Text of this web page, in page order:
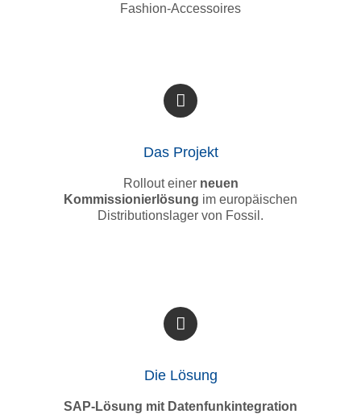
Fashion-Accessoires
Das Projekt
Rollout einer neuen
Kommissionierlösung im europäischen
Distributionslager von Fossil.
Die Lösung
SAP-Lösung mit Datenfunkintegration